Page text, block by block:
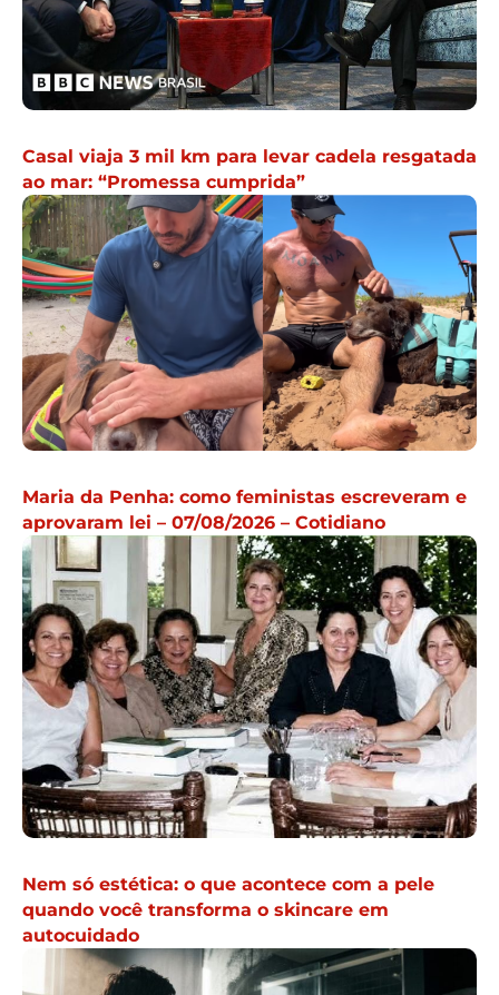
Casal viaja 3 mil km para levar cadela resgatada
ao mar: “Promessa cumprida”
Maria da Penha: como feministas escreveram e
aprovaram lei – 07/08/2026 – Cotidiano
Nem só estética: o que acontece com a pele
quando você transforma o skincare em
autocuidado